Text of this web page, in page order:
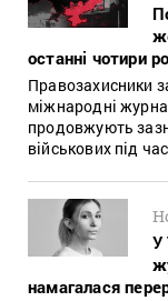
останні чотири
Правозахисники
міжнародні
продовжують
військових під
У
намагалася